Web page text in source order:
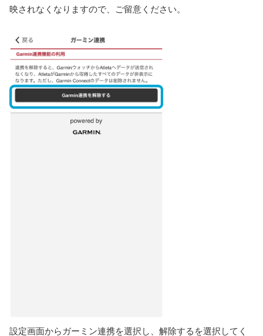
映されなくなりますので、ご留意ください。
設定画面からガーミン連携を選択し、解除するを選択してく